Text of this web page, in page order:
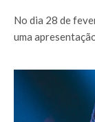
No dia 28 de
uma